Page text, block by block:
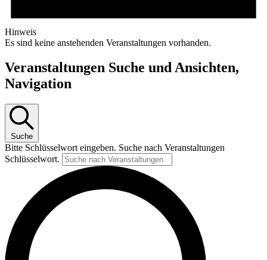
Hinweis
Es sind keine anstehenden Veranstaltungen vorhanden.
Veranstaltungen Suche und Ansichten,
Navigation
Suche
Bitte Schlüsselwort eingeben. Suche nach Veranstaltungen
Schlüsselwort.